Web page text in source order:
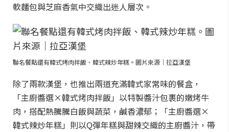
軟麵包與芝麻香氣中交織出迷人層次。
聯名餐點還有韓式烤肉拌飯、韓式辣炒年糕。圖片來源｜拉亞漢堡
除了兩款漢堡，也推出兩道充滿韓式家常味的餐盒，
「主廚醬選×韓式烤肉拌飯」以特製醬汁包裹的嫩烤牛
肉，搭配熱騰騰白飯與蔬菜，鹹香濃郁；「主廚醬選×
韓式辣炒年糕」則以Q彈年糕與甜辣交織的主廚醬汁，帶